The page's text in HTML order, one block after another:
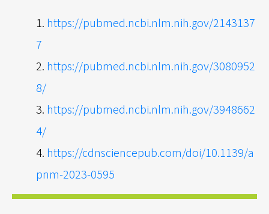
https://pubmed.ncbi.nlm.nih.gov/2143137
7
https://pubmed.ncbi.nlm.nih.gov/3080952
8/
https://pubmed.ncbi.nlm.nih.gov/3948662
4/
https://cdnsciencepub.com/doi/10.1139/a
pnm-2023-0595